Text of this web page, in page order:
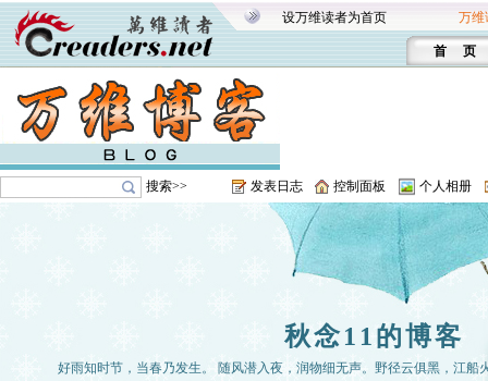
设万维读者为首页 万维
首 页
搜索>> 发表日志 控制面板 个人相册
秋念11的博客
好雨知时节，当春乃发生。 随风潜入夜，润物细无声。野径云俱黑，江船